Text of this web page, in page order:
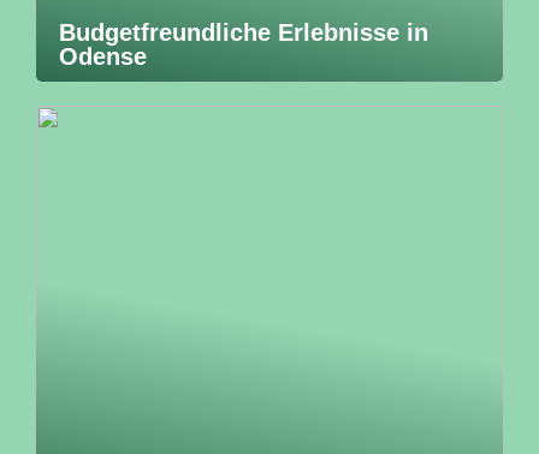
Budgetfreundliche Erlebnisse in
Odense